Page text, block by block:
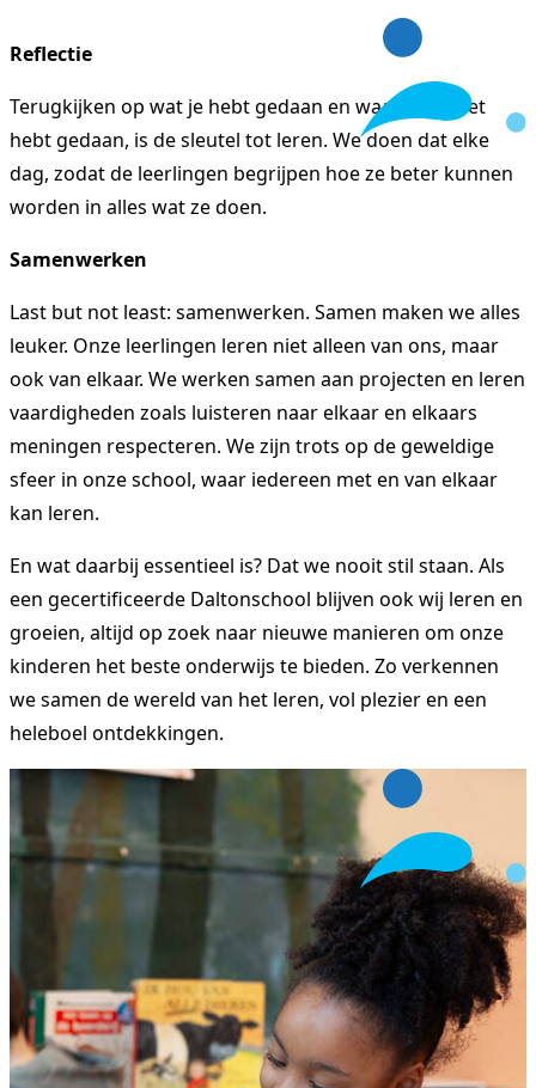
Reflectie
Terugkijken op wat je hebt gedaan en waarom je het
hebt gedaan, is de sleutel tot leren. We doen dat elke
dag, zodat de leerlingen begrijpen hoe ze beter kunnen
worden in alles wat ze doen.
Samenwerken
Last but not least: samenwerken. Samen maken we alles
leuker. Onze leerlingen leren niet alleen van ons, maar
ook van elkaar. We werken samen aan projecten en leren
vaardigheden zoals luisteren naar elkaar en elkaars
meningen respecteren. We zijn trots op de geweldige
sfeer in onze school, waar iedereen met en van elkaar
kan leren.
En wat daarbij essentieel is? Dat we nooit stil staan. Als
een gecertificeerde Daltonschool blijven ook wij leren en
groeien, altijd op zoek naar nieuwe manieren om onze
kinderen het beste onderwijs te bieden. Zo verkennen
we samen de wereld van het leren, vol plezier en een
heleboel ontdekkingen.